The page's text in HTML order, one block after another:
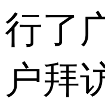
行了
户拜